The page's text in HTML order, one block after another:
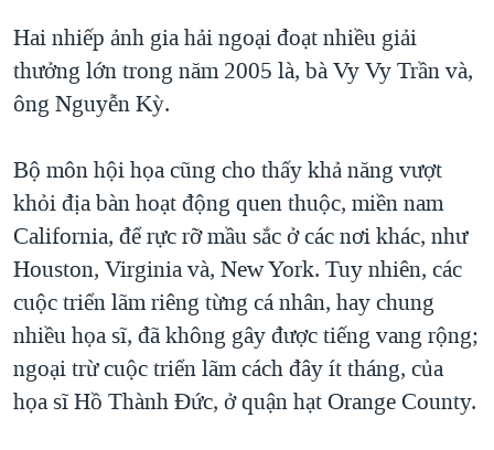
Hai nhiếp ảnh gia hải ngoại đoạt nhiều giải
thưởng lớn trong năm 2005 là, bà Vy Vy Trần và,
ông Nguyễn Kỳ.
Bộ môn hội họa cũng cho thấy khả năng vượt
khỏi địa bàn hoạt động quen thuộc, miền nam
California, để rực rỡ mầu sắc ở các nơi khác, như
Houston, Virginia và, New York. Tuy nhiên, các
cuộc triển lãm riêng từng cá nhân, hay chung
nhiều họa sĩ, đã không gây được tiếng vang rộng;
ngoại trừ cuộc triển lãm cách đây ít tháng, của
họa sĩ Hồ Thành Đức, ở quận hạt Orange County.